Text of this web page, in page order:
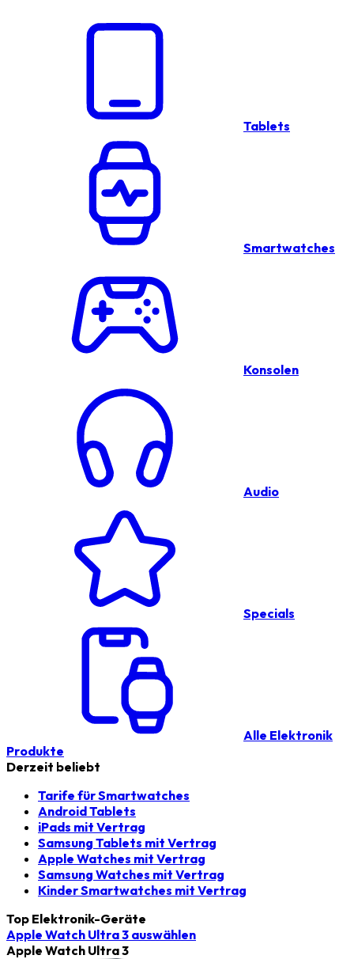
Tablets
Smartwatches
Konsolen
Audio
Specials
Alle Elektronik
Produkte
Derzeit beliebt
Tarife für Smartwatches
Android Tablets
iPads mit Vertrag
Samsung Tablets mit Vertrag
Apple Watches mit Vertrag
Samsung Watches mit Vertrag
Kinder Smartwatches mit Vertrag
Top Elektronik-Geräte
Apple Watch Ultra 3 auswählen
Apple Watch Ultra 3